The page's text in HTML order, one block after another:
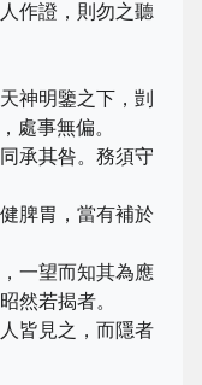
作證，則勿之聽
神明鑒之下，剴
處事無偏。
承其咎。務須守
脾胃，當有補於
一望而知其為應
然若揭者。
皆見之，而隱者